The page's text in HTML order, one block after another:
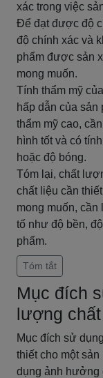
xác trong việc
Để đạt được độ
độ chính xác và
phẩm được sản
mong muốn.
Tính thẩm mỹ
hấp dẫn của sản
thẩm mỹ cao,
hình tốt và có
hoặc độ bóng.
Tóm lại, chất
chất liệu cần
mong muốn,
tố như độ bền,
phẩm.
Tóm tắt
Mục đích
lượng
Mục đích sử
thiết cho một
dụng ảnh hưởng